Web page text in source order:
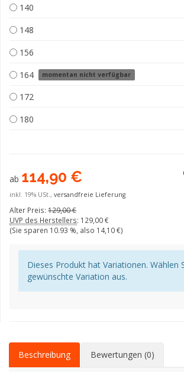
140
148
156
164
momentan nicht verfügbar
172
180
ab 114,90 €
inkl. 19% USt., versandfreie Lieferung
Alter Preis: 129,00 €
UVP des Herstellers: 129,00 €
(Sie sparen 10.93 % , also 14,10 €)
Dieses Produkt hat Variationen. Wählen
gewünschte Variation aus.
Beschreibung Bewertungen (0)